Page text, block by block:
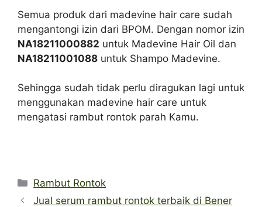
Semua produk dari madevine hair care sudah
mengantongi izin dari BPOM. Dengan nomor izin
NA18211000882 untuk Madevine Hair Oil dan
NA18211001088 untuk Shampo Madevine.
Sehingga sudah tidak perlu diragukan lagi untuk
menggunakan madevine hair care untuk
mengatasi rambut rontok parah Kamu.
Categories
Rambut Rontok
Jual serum rambut rontok terbaik di Bener